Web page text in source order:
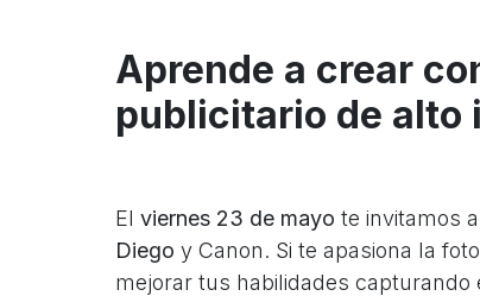
Aprende a crear
publicitario de alto
El viernes 23 de mayo te invitamos
Diego y Canon. Si te apasiona la
mejorar tus habilidades